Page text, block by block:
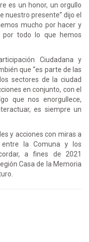
es un honor, un orgullo
nuestro presente” dijo el
mucho por hacer y
todo lo que hemos
Ciudadana y
que “es parte de las
sectores de la ciudad
en conjunto, con el
que nos enorgullece,
es siempre un
y acciones con miras a
la Comuna y los
a fines de 2021
Casa de la Memoria